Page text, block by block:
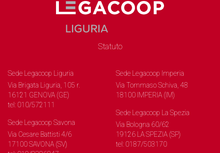
Statuto
Sede Legacoop Liguria
Via Brigata Liguria, 105 r.
16121 GENOVA (GE)
tel: 010/572111
Sede Legacoop Savona
Via Cesare Battisti 4/6
17100 SAVONA (SV)
Sede Legacoop Imperia
Via Tommaso Schiva, 48
18100 IMPERIA (IM)
Sede Legacoop La Spezia
Via Bologna 60/62
19126 LA SPEZIA (SP)
tel: 0187/503170